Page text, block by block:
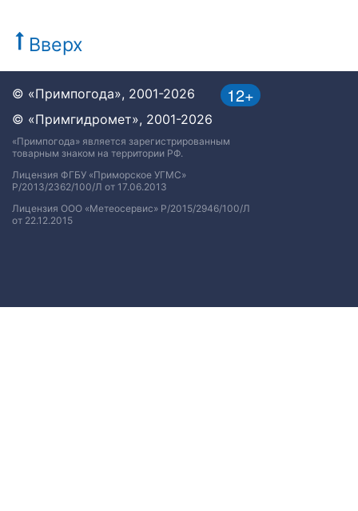
Вверх
12+
© «Примпогода», 2001-2026
© «Примгидромет», 2001-2026
«Примпогода» является зарегистрированным
товарным знаком на территории РФ.
Лицензия ФГБУ «Приморское УГМС»
Р/2013/2362/100/Л от 17.06.2013
Лицензия ООО «Метеосервис» Р/2015/2946/100/Л
от 22.12.2015